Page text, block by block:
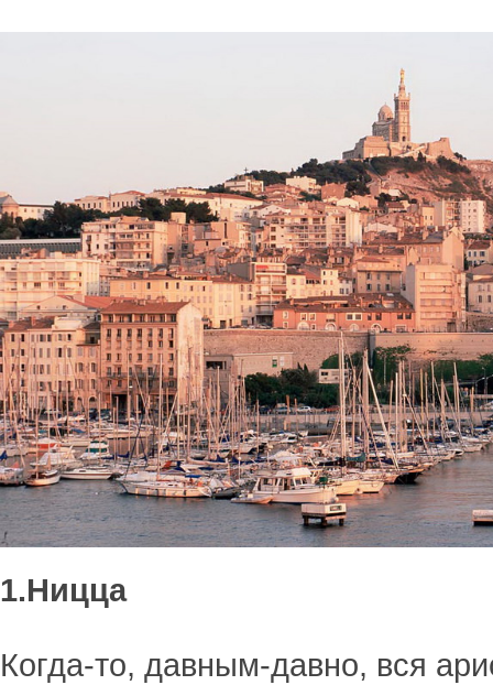
1.Ницца
Когда-то, давным-давно, вся